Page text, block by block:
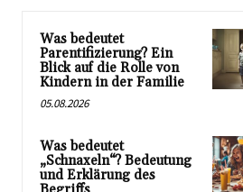
Was bedeutet
Parentifizierung? Ein
Blick auf die Rolle von
Kindern in der Familie
05.08.2026
Was bedeutet
„Schnaxeln“? Bedeutung
und Erklärung des